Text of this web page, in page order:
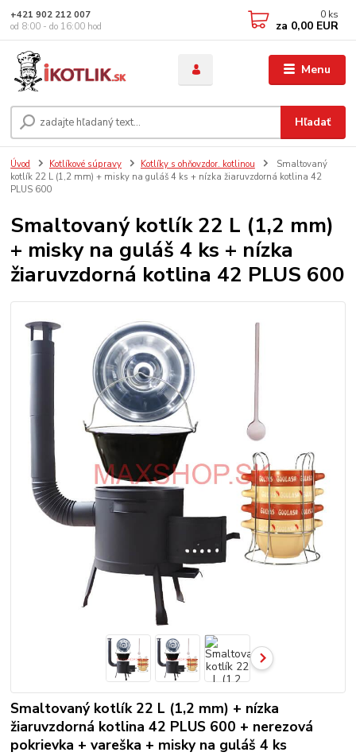
Menu
Hľadať
+421 902 212 007
od 8:00 - do 16:00 hod
0 ks
za 0,00 EUR
Úvod Kotlíkové súpravy Kotlíky s ohňovzdor. kotlinou
Smaltovaný
kotlík 22 L (1,2 mm) + misky na guláš 4 ks + nízka žiaruvzdorná kotlina 42
PLUS 600
Smaltovaný kotlík 22 L (1,2 mm)
+ misky na guláš 4 ks + nízka
žiaruvzdorná kotlina 42 PLUS 600
Smaltovaný kotlík 22 L (1,2 mm) + nízka
žiaruvzdorná kotlina 42 PLUS 600 + nerezová
pokrievka + vareška + misky na guláš 4 ks